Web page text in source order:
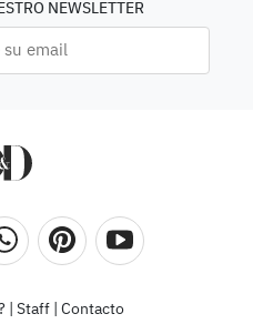
NEWSLETTER
Staff| Contacto